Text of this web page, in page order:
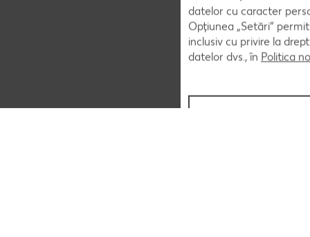
datelor cu caracter
Opțiunea „Setări”
inclusiv cu privire la
datelor dvs., în Politica